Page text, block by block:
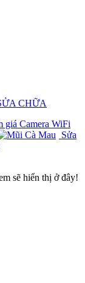
CHỮA
giá Camera WiFi
Sửa
sẽ hiển thị ở đây!